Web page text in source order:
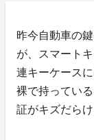
昨今自動車の
が、スマート
連キーケース
裸で持ってい
証がキズだら